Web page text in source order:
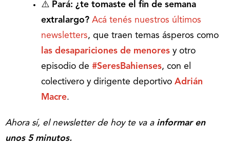
⚠️ Pará: ¿te tomaste el fin de semana
extralargo? Acá tenés nuestros últimos
newsletters, que traen temas ásperos como
las desapariciones de menores y otro
episodio de #SeresBahienses, con el
colectivero y dirigente deportivo Adrián
Macre.
Ahora sí, el newsletter de hoy te va a informar en
unos 5 minutos.